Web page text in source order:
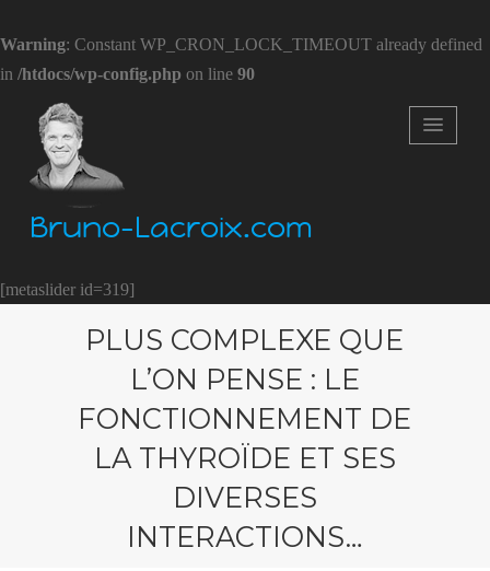
Warning: Constant WP_CRON_LOCK_TIMEOUT already defined
in /htdocs/wp-config.php on line 90
Bruno-Lacroix.com
[metaslider id=319]
PLUS COMPLEXE QUE
L’ON PENSE : LE
FONCTIONNEMENT DE
LA THYROÏDE ET SES
DIVERSES
INTERACTIONS…